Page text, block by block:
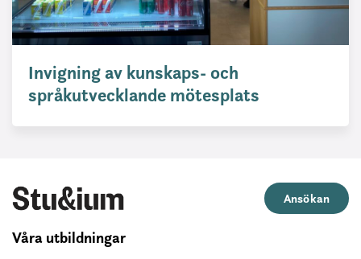
Invigning av kunskaps- och
språkutvecklande mötesplats
Ansökan
Våra utbildningar